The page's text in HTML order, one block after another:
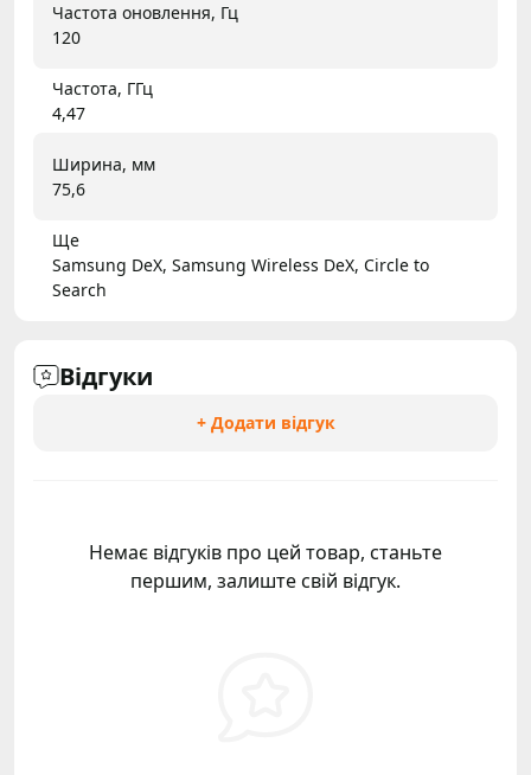
Частота оновлення, Гц
120
Частота, ГГц
4,47
Ширина, мм
75,6
Ще
Samsung DeX, Samsung Wireless DeX, Circle to
Search
Відгуки
+ Додати відгук
Немає відгуків про цей товар, станьте
першим, залиште свій відгук.